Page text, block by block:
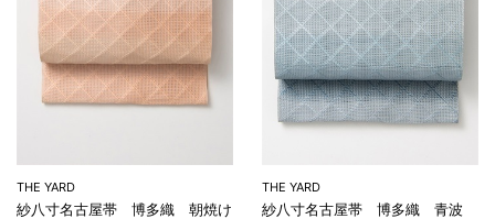
THE YARD
紗八寸名古屋帯 博多織 朝焼け
THE YARD
紗八寸名古屋帯 博多織 青波